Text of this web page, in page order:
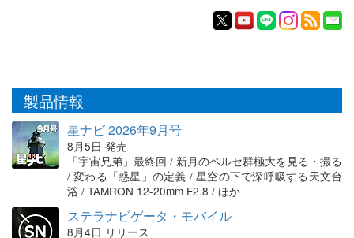
製品情報
星ナビ 2026年9月号
8月5日 発売
「宇宙兄弟」最終回 / 新月のペルセ群極大を見る・撮る
/ 変わる「惑星」の定義 / 星空の下で深呼吸する天文台
浴 / TAMRON 12-20mm F2.8 / ほか
ステラナビゲータ・モバイル
8月4日 リリース